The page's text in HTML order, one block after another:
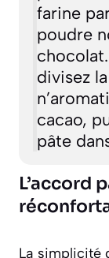
farine
poudre
divisez
cacao,
pâte
L’accord
La simplicité